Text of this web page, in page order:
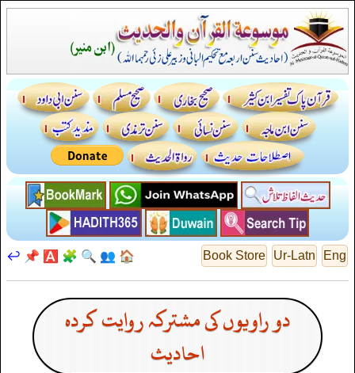
Eng
Ur-Latn
Book Store
🏠
👥
🔍
🧩
🅰️
📌
↩️
دو راویوں کی مشترکہ روایت کردہ
احادیث